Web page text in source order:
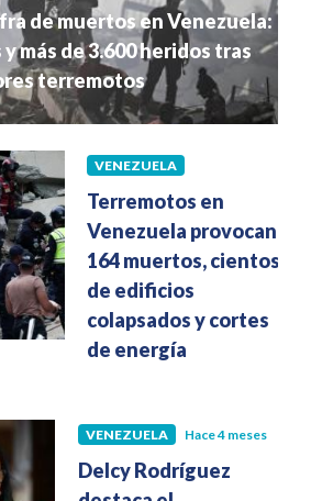
de muertos en Venezuela:
más de 3.600 heridos tras
terremotos
VENEZUELA
Terremotos en
Venezuela provocan
164 muertos, cientos
de edificios
colapsados y cortes
de energía
VENEZUELA Hace 4 meses
Delcy Rodríguez